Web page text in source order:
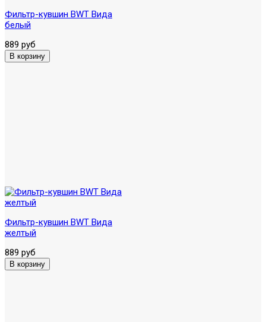
Фильтр-кувшин BWT Вида
белый
889 руб
Фильтр-кувшин BWT Вида
желтый
889 руб